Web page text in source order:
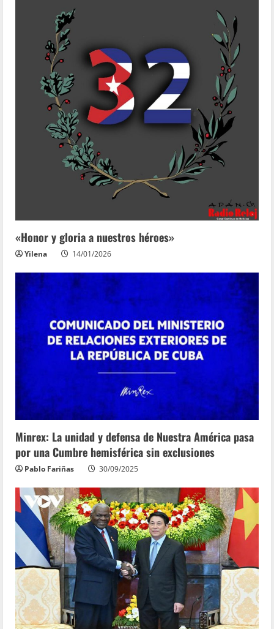
«Honor y gloria a nuestros héroes»
Yilena 14/01/2026
Minrex: La unidad y defensa de Nuestra América pasa
por una Cumbre hemisférica sin exclusiones
Pablo Fariñas 30/09/2025